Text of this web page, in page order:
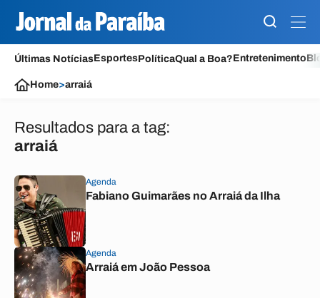
Últimas NotíciasEsportesPolíticaQual a Boa?Entretenimento
Home>arraiá
Resultados para a tag:
arraiá
Agenda
Fabiano Guimarães no Arraiá da Ilha
Agenda
Arraiá em João Pessoa